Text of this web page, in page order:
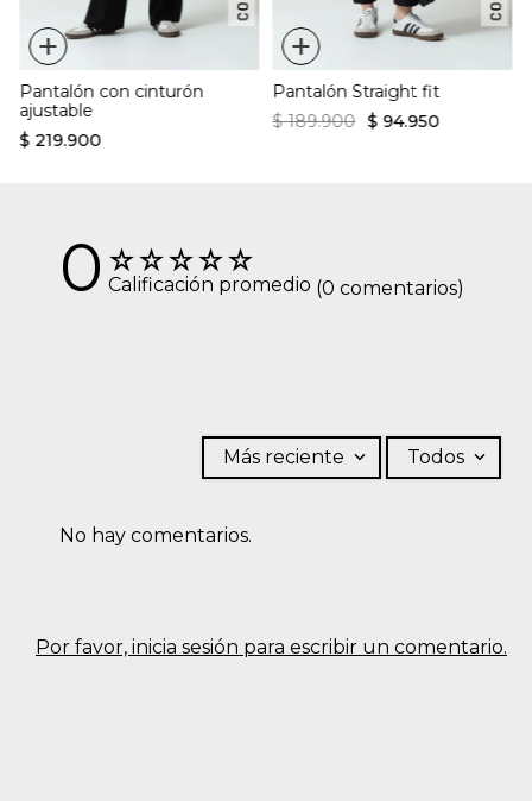
+
Pantalón con cinturón
ajustable
$ 219.900
+
Pantalón Straight fit
$ 189.900 $ 94.950
☆☆☆☆☆
0 Calificación promedio (0 comentarios)
Por favor, inicia sesión para escribir un comentario.
Más reciente Todos
No hay comentarios.